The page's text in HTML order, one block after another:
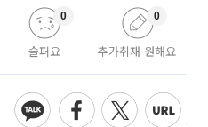
슬퍼요
0
추가취재 원해요
0